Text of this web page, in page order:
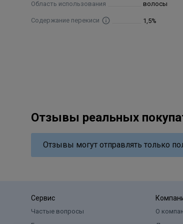
Область использования волосы
Содержание перекиси 1,5%
Отзывы реальных
Отзывы могут отправлять только
Сервис
Частые вопросы
О